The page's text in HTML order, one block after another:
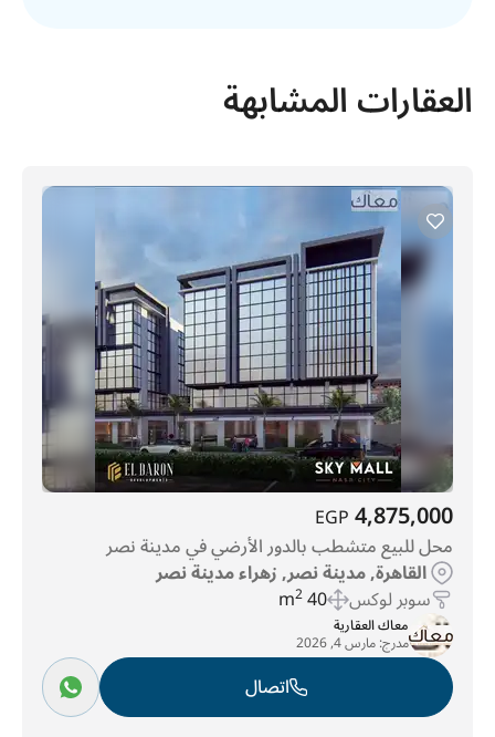
العقارات المشابهة
4,875,000
EGP
محل للبيع متشطب بالدور الأرضي في مدينة نصر
القاهرة, مدينة نصر, زهراء مدينة نصر
سوبر لوكس 40 m
2
معاك العقارية
مدرج:مارس 4, 2026
اتصال